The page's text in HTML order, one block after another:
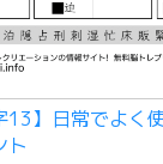
13】日常でよく
ト